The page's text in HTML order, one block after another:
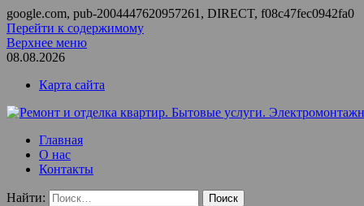
google.com, pub-2004447620957261, DIRECT, f08c47fec0942fa0
Перейти к содержимому
Верхнее меню
08.08.2026
Карта сайта
Ремонт и отделка квартир. Бытовые услуги.
ООО Домус — ремонт квартир, обслуживание и ремонт
Главная
О нас
Контакты
Найти: